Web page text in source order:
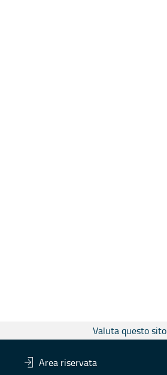
Valuta questo sito
Area riservata